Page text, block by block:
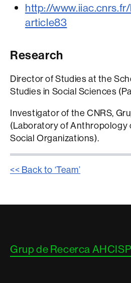
http://
article83
Research
Director of Studies at the
Studies in Social Sciences
Investigator of the CNRS,
(Laboratory of Anthropology
Social Organizations).
<< Back to ‘Team’
Grup de Recerca AHCISP